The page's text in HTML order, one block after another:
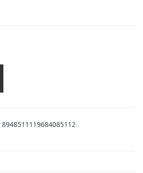
8948511119684085112